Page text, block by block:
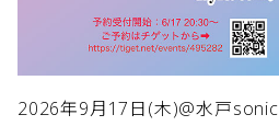
2026年9月17日(木)@水戸sonic